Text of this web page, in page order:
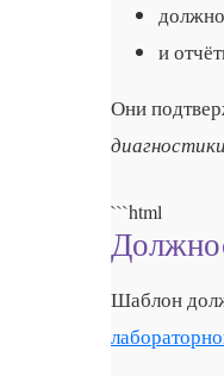
и
Они
диагностики
```html
Шаблон